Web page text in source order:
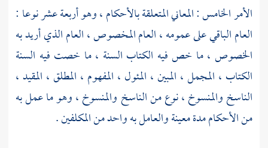
الأمر الخامس : المعاني المتعلقة بالأحكام ، وهو أربعة عشر نوعا :
العام الباقي على عمومه ، العام المخصوص ، العام الذي أريد به
الخصوص ، ما خص فيه الكتاب السنة ، ما خصت فيه السنة
الكتاب ، المجمل ، المبين ، المئول ، المفهوم ، المطلق ، المقيد ،
الناسخ والمنسوخ ، نوع من الناسخ والمنسوخ ، وهو ما عمل به
من الأحكام مدة معينة والعامل به واحد من المكلفين .